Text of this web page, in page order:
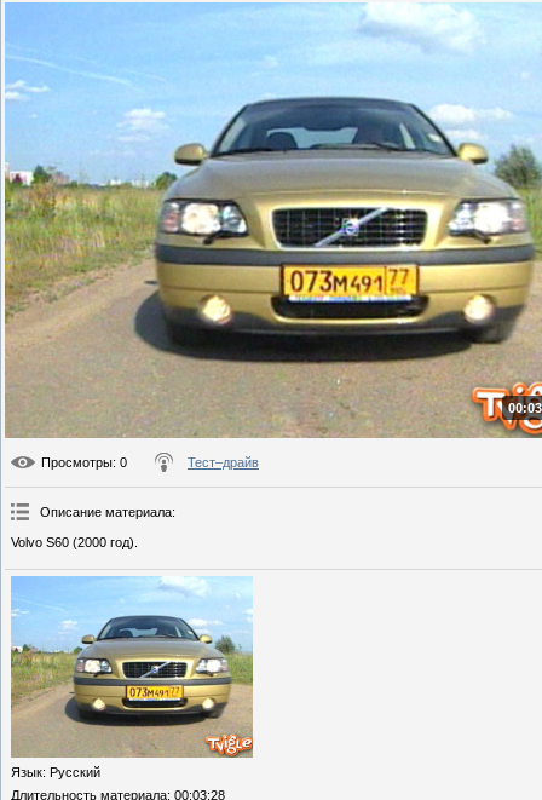
Просмотры: 0 Тест–драйв
Описание материала:
Volvo S60 (2000 год).
Язык: Русский
Длительность материала: 00:03:28